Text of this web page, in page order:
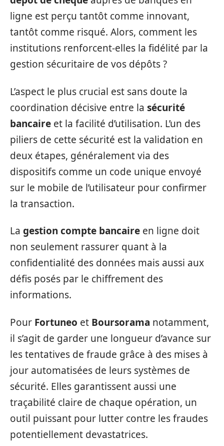
ligne est perçu tantôt comme innovant,
tantôt comme risqué. Alors, comment les
institutions renforcent-elles la fidélité par la
gestion sécuritaire de vos dépôts ?
L’aspect le plus crucial est sans doute la
coordination décisive entre la sécurité
bancaire et la facilité d’utilisation. L’un des
piliers de cette sécurité est la validation en
deux étapes, généralement via des
dispositifs comme un code unique envoyé
sur le mobile de l’utilisateur pour confirmer
la transaction.
La gestion compte bancaire en ligne doit
non seulement rassurer quant à la
confidentialité des données mais aussi aux
défis posés par le chiffrement des
informations.
Pour Fortuneo et Boursorama notamment,
il s’agit de garder une longueur d’avance sur
les tentatives de fraude grâce à des mises à
jour automatisées de leurs systèmes de
sécurité. Elles garantissent aussi une
traçabilité claire de chaque opération, un
outil puissant pour lutter contre les fraudes
potentiellement devastatrices.